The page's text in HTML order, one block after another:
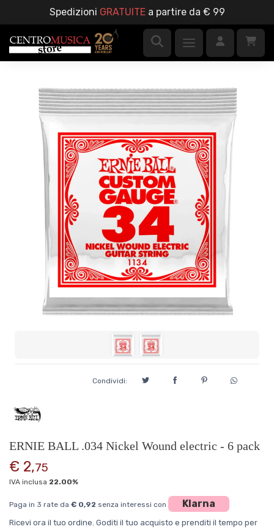
Spedizioni GRATUITEa partire da € 99
Condividi:
ERNIE BALL .034 Nickel Wound electric - 6 pack
€ 2,75
IVA inclusa 22.00%
Paga in 3 rate da € 0,92 senza interessi con Klarna
Ricevi ora il tuo ordine. Goditi il tuo acquisto e prenditi il tempo per